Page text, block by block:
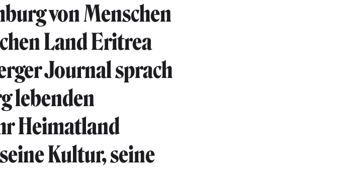
von Menschen
Land Eritrea
Journal sprach
lebenden
Heimatland
Kultur, seine